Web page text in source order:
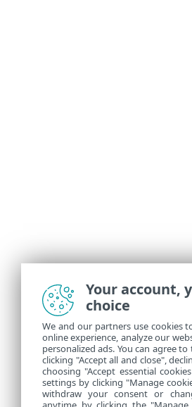
Your account,
choice
We and our partners use cookies
online experience, analyze our
personalized ads. You can agree
clicking "Accept all and close",
choosing "Accept essential
settings by clicking "Manage
withdraw your consent or